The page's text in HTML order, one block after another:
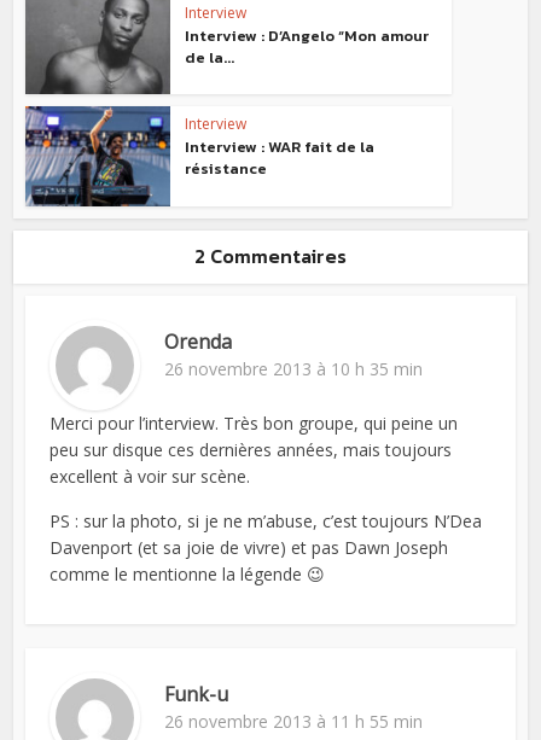
Interview
Interview : D’Angelo “Mon amour
de la...
Interview
Interview : WAR fait de la
résistance
2 Commentaires
Orenda
26 novembre 2013 à 10 h 35 min
Merci pour l’interview. Très bon groupe, qui peine un
peu sur disque ces dernières années, mais toujours
excellent à voir sur scène.
PS : sur la photo, si je ne m’abuse, c’est toujours N’Dea
Davenport (et sa joie de vivre) et pas Dawn Joseph
comme le mentionne la légende 😉
Funk-u
26 novembre 2013 à 11 h 55 min